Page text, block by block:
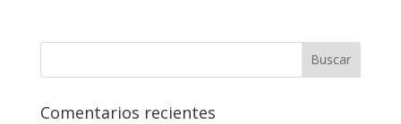
Comentarios recientes